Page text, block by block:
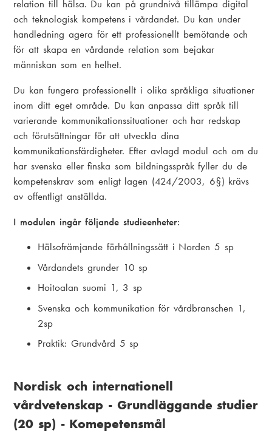
relation till hälsa. Du kan på grundnivå tillämpa digital
och teknologisk kompetens i vårdandet. Du kan under
handledning agera för ett professionellt bemötande och
för att skapa en vårdande relation som bejakar
människan som en helhet.
Du kan fungera professionellt i olika språkliga situationer
inom ditt eget område. Du kan anpassa ditt språk till
varierande kommunikationssituationer och har redskap
och förutsättningar för att utveckla dina
kommunikationsfärdigheter. Efter avlagd modul och om du
har svenska eller finska som bildningsspråk fyller du de
kompetenskrav som enligt lagen (424/2003, 6§) krävs
av offentligt anställda.
I modulen ingår följande studieenheter:
Hälsofrämjande förhållningssätt i Norden 5 sp
Vårdandets grunder 10 sp
Hoitoalan suomi 1, 3 sp
Svenska och kommunikation för vårdbranschen 1,
2sp
Praktik: Grundvård 5 sp
Nordisk och internationell
vårdvetenskap - Grundläggande studier
(20 sp) - Komepetensmål